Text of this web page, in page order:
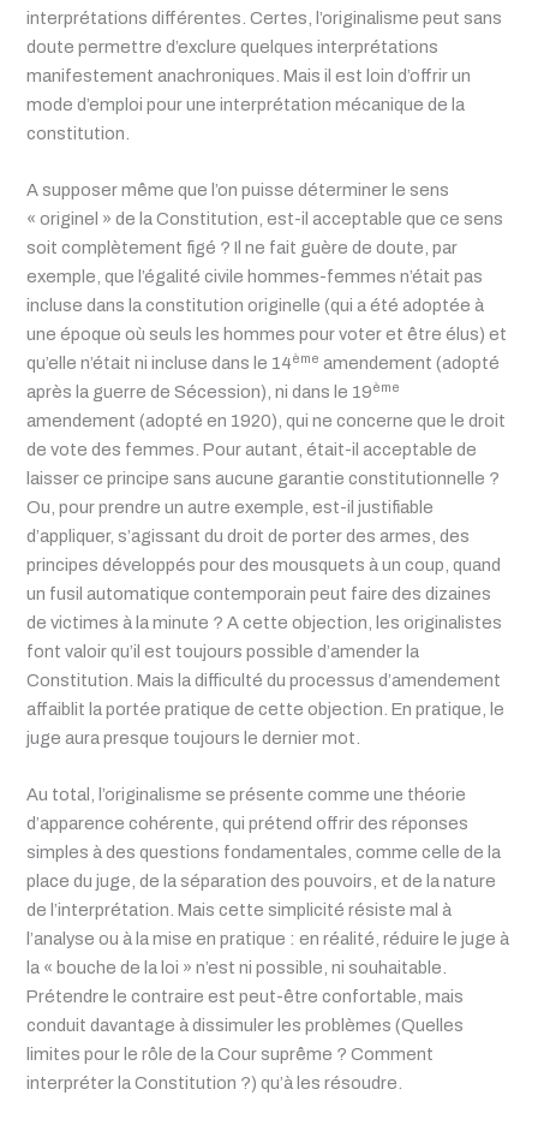
interprétations différentes. Certes, l’originalisme peut sans
doute permettre d’exclure quelques interprétations
manifestement anachroniques. Mais il est loin d’offrir un
mode d’emploi pour une interprétation mécanique de la
constitution.
A supposer même que l’on puisse déterminer le sens
« originel » de la Constitution, est-il acceptable que ce sens
soit complètement figé ? Il ne fait guère de doute, par
exemple, que l’égalité civile hommes-femmes n’était pas
incluse dans la constitution originelle (qui a été adoptée à
une époque où seuls les hommes pour voter et être élus) et
qu’elle n’était ni incluse dans le 14ème amendement (adopté
après la guerre de Sécession), ni dans le 19ème
amendement (adopté en 1920), qui ne concerne que le droit
de vote des femmes. Pour autant, était-il acceptable de
laisser ce principe sans aucune garantie constitutionnelle ?
Ou, pour prendre un autre exemple, est-il justifiable
d’appliquer, s’agissant du droit de porter des armes, des
principes développés pour des mousquets à un coup, quand
un fusil automatique contemporain peut faire des dizaines
de victimes à la minute ? A cette objection, les originalistes
font valoir qu’il est toujours possible d’amender la
Constitution. Mais la difficulté du processus d’amendement
affaiblit la portée pratique de cette objection. En pratique, le
juge aura presque toujours le dernier mot.
Au total, l’originalisme se présente comme une théorie
d’apparence cohérente, qui prétend offrir des réponses
simples à des questions fondamentales, comme celle de la
place du juge, de la séparation des pouvoirs, et de la nature
de l’interprétation. Mais cette simplicité résiste mal à
l’analyse ou à la mise en pratique : en réalité, réduire le juge à
la « bouche de la loi » n’est ni possible, ni souhaitable.
Prétendre le contraire est peut-être confortable, mais
conduit davantage à dissimuler les problèmes (Quelles
limites pour le rôle de la Cour suprême ? Comment
interpréter la Constitution ?) qu’à les résoudre.